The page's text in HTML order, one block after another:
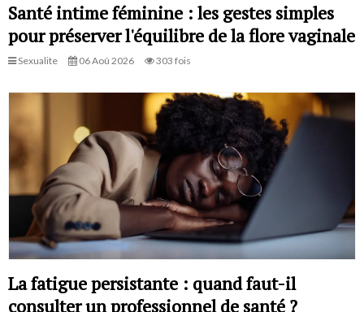
Santé intime féminine : les gestes simples
pour préserver l'équilibre de la flore vaginale
Sexualite 06 Aoû 2026 303 fois
La fatigue persistante : quand faut-il
consulter un professionnel de santé ?